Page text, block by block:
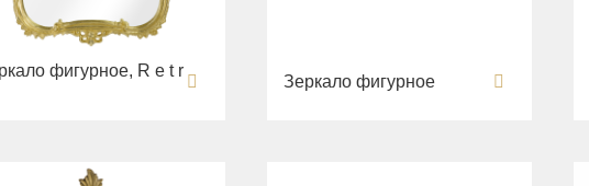
фигурное, R e t r
Зеркало фигурное